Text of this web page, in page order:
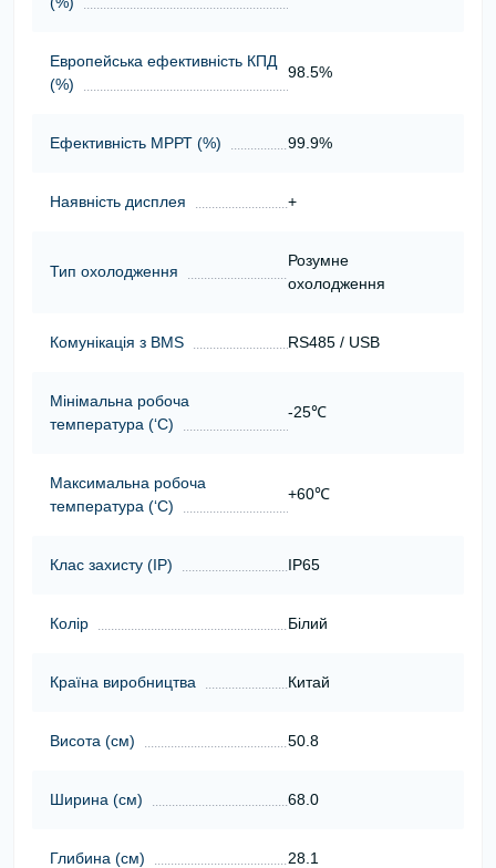
Европейська ефективність КПД
(%)
98.5%
Ефективність МРРТ (%) 99.9%
Наявність дисплея +
Тип охолодження
Розумне
охолодження
Комунікація з BMS RS485 / USB
Мінімальна робоча
температура (‘С)
-25℃
Максимальна робоча
температура (‘С)
+60℃
Клас захисту (ІР) IP65
Колір Білий
Країна виробництва Китай
Висота (cм) 50.8
Ширина (cм) 68.0
Глибина (cм) 28.1